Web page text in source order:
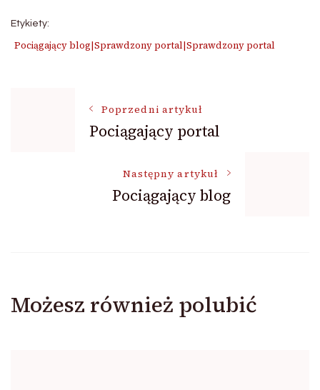
Etykiety:
Pociągający blog|Sprawdzony portal|Sprawdzony portal
NawigacjaPoprzedni artykuł
Pociągający portal
Następny artykuł
Pociągający blog
Możesz również polubić